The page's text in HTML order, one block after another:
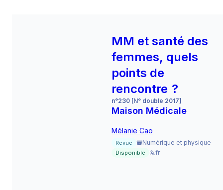
MM et santé des
femmes, quels
points de
rencontre ?
n°230 [N° double 2017]
Maison Médicale
Mélanie Cao
Revue Numérique et physique
Disponible fr